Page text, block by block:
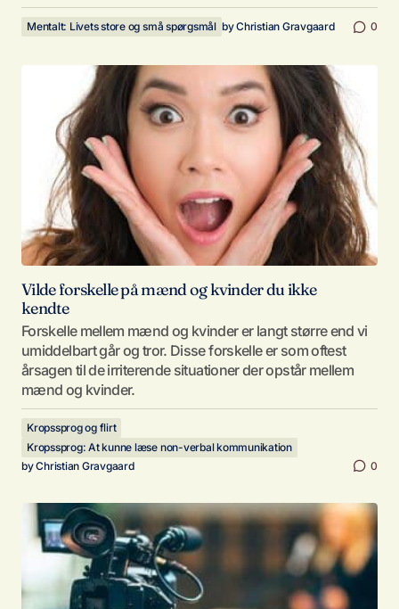
Mentalt: Livets store og små spørgsmål byChristian Gravgaard 0
Vilde forskelle på mænd og kvinder du ikke
kendte
Forskelle mellem mænd og kvinder er langt større end vi
umiddelbart går og tror. Disse forskelle er som oftest
årsagen til de irriterende situationer der opstår mellem
mænd og kvinder.
Kropssprog og flirt
Kropssprog: At kunne læse non-verbal kommunikation
byChristian Gravgaard 0